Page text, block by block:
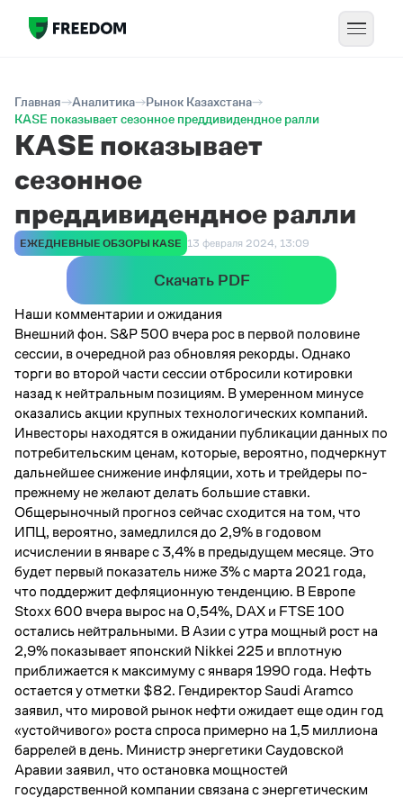
Главная Аналитика
Рынок Казахстана
KASE показывает сезонное преддивидендное ралли
KASE показывает
сезонное
преддивидендное ралли
ЕЖЕДНЕВНЫЕ ОБЗОРЫ KASE 13 февраля 2024, 13:09
Скачать PDF
Наши комментарии и ожидания​
Внешний фон. S&P 500 вчера рос в первой половине
сессии, в очередной раз обновляя рекорды. Однако
торги во второй части сессии отбросили котировки
назад к нейтральным позициям. В умеренном минусе
оказались акции крупных технологических компаний.
Инвесторы находятся в ожидании публикации данных по
потребительским ценам, которые, вероятно, подчеркнут
дальнейшее снижение инфляции, хоть и трейдеры по-
прежнему не желают делать большие ставки.
Общерыночный прогноз сейчас сходится на том, что
ИПЦ, вероятно, замедлился до 2,9% в годовом
исчислении в январе с 3,4% в предыдущем месяце. Это
будет первый показатель ниже 3% с марта 2021 года,
что поддержит дефляционную тенденцию. В Европе
Stoxx 600 вчера вырос на 0,54%, DAX и FTSE 100
остались нейтральными. В Азии с утра мощный рост на
2,9% показывает японский Nikkei 225 и вплотную
приближается к максимуму с января 1990 года. Нефть
остается у отметки $82. Гендиректор Saudi Aramco
заявил, что мировой рынок нефти ожидает еще один год
«устойчивого» роста спроса примерно на 1,5 миллиона
баррелей в день. Министр энергетики Саудовской
Аравии заявил, что остановка мощностей
государственной компании связана с энергетическим